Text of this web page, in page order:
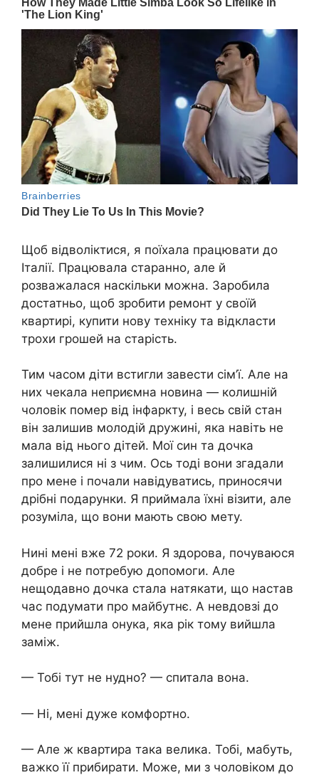
Щоб відволіктися, я поїхала працювати до
Італії. Працювала старанно, але й
розважалася наскільки можна. Заробила
достатньо, щоб зробити ремонт у своїй
квартирі, купити нову техніку та відкласти
трохи грошей на старість.
Тим часом діти встигли завести сім’ї. Але на
них чекала неприємна новина — колишній
чоловік помер від інфаркту, і весь свій стан
він залишив молодій дружині, яка навіть не
мала від нього дітей. Мої син та дочка
залишилися ні з чим. Ось тоді вони згадали
про мене і почали навідуватись, приносячи
дрібні подарунки. Я приймала їхні візити, але
розуміла, що вони мають свою мету.
Нині мені вже 72 роки. Я здорова, почуваюся
добре і не потребую допомоги. Але
нещодавно дочка стала натякати, що настав
час подумати про майбутнє. А невдовзі до
мене прийшла онука, яка рік тому вийшла
заміж.
— Тобі тут не нудно? — спитала вона.
— Ні, мені дуже комфортно.
— Але ж квартира така велика. Тобі, мабуть,
важко її прибирати. Може, ми з чоловіком до